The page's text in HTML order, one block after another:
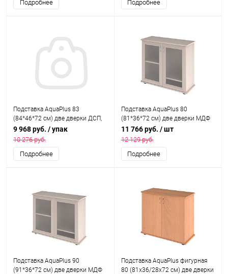
Подробнее
Подробнее
Подставка AquaPlus 83
(84*46*72 см) две дверки ДСП,
венге, в коробке, подходит для
модели аквариума PRO170
9 968 руб. / упак
10 276 руб.
Подробнее
Подставка AquaPlus 80
(81*36*72 см) две дверки МДФ
со стеклом, выбеленный дуб, в
коробке, подходит для модели
аквариума LUX П120
11 766 руб. / шт
12 129 руб.
Подробнее
Подставка AquaPlus 90
(91*36*72 см) две дверки МДФ
Подставка AquaPlus фигурная
80 (81x36/28x72 см) две дверки